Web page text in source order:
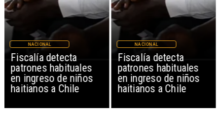
Fiscalía detecta
patrones habituales
en ingreso de niños
haitianos a Chile
NACIONAL
Fiscalía detecta
patrones habituales
en ingreso de niños
haitianos a Chile
NACIONAL